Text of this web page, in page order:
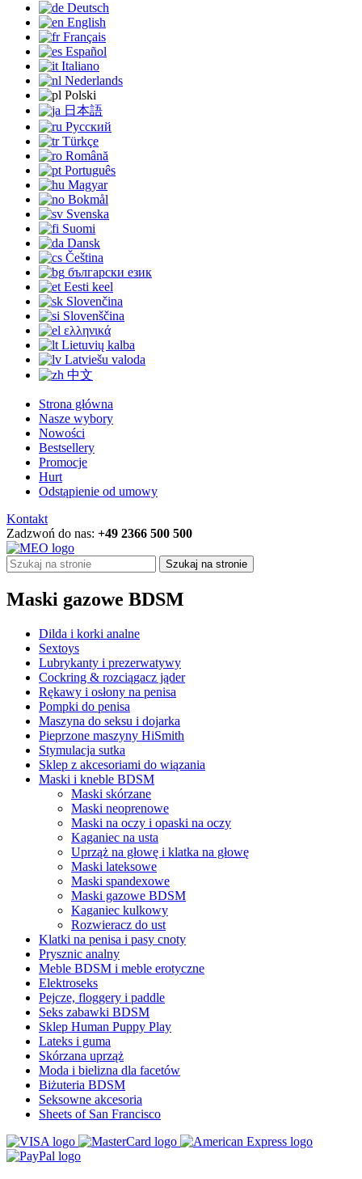
Deutsch
English
Français
Español
Italiano
Nederlands
Polski
日本語
Русский
Türkçe
Română
Português
Magyar
Bokmål
Svenska
Suomi
Dansk
Čeština
български език
Eesti keel
Slovenčina
Slovenščina
ελληνικά
Lietuvių kalba
Latviešu valoda
中文
Strona główna
Nasze wybory
Nowości
Bestsellery
Promocje
Hurt
Odstąpienie od umowy
Kontakt
Zadzwoń do nas: +49 2366 500 500
Szukaj na stronie
Maski gazowe BDSM
Dilda i korki analne
Sextoys
Lubrykanty i prezerwatywy
Cockring & rozciągacz jąder
Rękawy i osłony na penisa
Pompki do penisa
Maszyna do seksu i dojarka
Pieprzone maszyny HiSmith
Stymulacja sutka
Sklep z akcesoriami do wiązania
Maski i kneble BDSM
Maski skórzane
Maski neoprenowe
Maski na oczy i opaski na oczy
Kaganiec na usta
Uprząż na głowę i klatka na głowę
Maski lateksowe
Maski spandexowe
Maski gazowe BDSM
Kaganiec kulkowy
Rozwieracz do ust
Klatki na penisa i pasy cnoty
Prysznic analny
Meble BDSM i meble erotyczne
Elektroseks
Pejcze, floggery i paddle
Seks zabawki BDSM
Sklep Human Puppy Play
Lateks i guma
Skórzana uprząż
Moda i bielizna dla facetów
Biżuteria BDSM
Seksowne akcesoria
Sheets of San Francisco